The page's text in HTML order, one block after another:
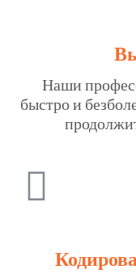
Наши
быстро и